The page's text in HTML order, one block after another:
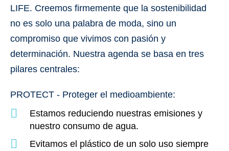
LIFE. Creemos firmemente que la sostenibilidad
no es solo una palabra de moda, sino un
compromiso que vivimos con pasión y
determinación. Nuestra agenda se basa en tres
pilares centrales:
PROTECT - Proteger el medioambiente:
Estamos reduciendo nuestras emisiones y
nuestro consumo de agua.
Evitamos el plástico de un solo uso siempre